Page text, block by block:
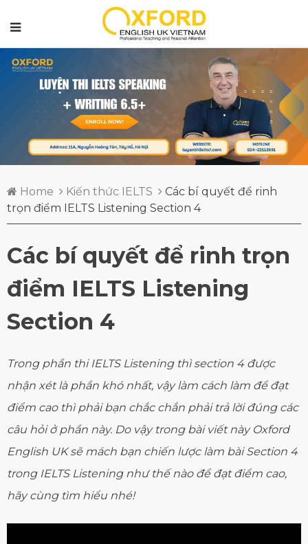
Home Kiến thức IELTS
Các bí quyết để rinh
trọn điểm IELTS Listening Section 4
Các bí quyết để rinh trọn
điểm IELTS Listening
Section 4
Trong phần thi IELTS Listening thì section 4 được
nhận xét là phần khó nhất, vậy làm cách làm để đạt
điểm cao thì phải bạn chắc chắn phải trả lời đúng các
câu hỏi ở phần này. Do vậy trong bài viết này Oxford
English UK sẽ mách bạn chiến lược làm bài Section 4
trong IELTS Listening như thế nào để đạt điểm cao,
hãy cùng tìm hiểu nhé!